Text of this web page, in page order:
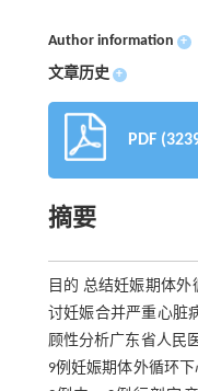
Author information +
文章历史 +
PDF
摘要
目的 总结妊娠期体
讨妊娠合并严重心脏
顾性分析广东省人民
9例妊娠期体外循环